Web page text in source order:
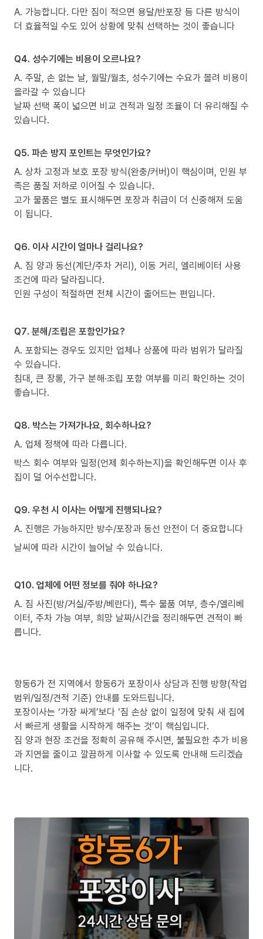
A. 가능합니다. 다만 짐이 적으면 용달/반포장 등 다른 방식이
더 효율적일 수도 있어 상황에 맞춰 선택하는 것이 좋습니다
Q4. 성수기에는 비용이 오르나요?
A. 주말, 손 없는 날, 월말/월초, 성수기에는 수요가 몰려 비용이
올라갈 수 있습니다
날짜 선택 폭이 넓으면 비교 견적과 일정 조율이 더 유리해질 수
있습니다.
Q5. 파손 방지 포인트는 무엇인가요?
A. 상차 고정과 보호 포장 방식(완충/커버)이 핵심이며, 인원 부
족은 품질 저하로 이어질 수 있습니다.
고가 물품은 별도 표시해두면 포장과 취급이 더 신중해져 도움
이 됩니다.
Q6. 이사 시간이 얼마나 걸리나요?
A. 짐 양과 동선(계단/주차 거리), 이동 거리, 엘리베이터 사용
조건에 따라 달라집니다.
인원 구성이 적절하면 전체 시간이 줄어드는 편입니다.
Q7. 분해/조립은 포함인가요?
A. 포함되는 경우도 있지만 업체나 상품에 따라 범위가 달라질
수 있습니다.
침대, 큰 장롱, 가구 분해·조립 포함 여부를 미리 확인하는 것이
좋습니다.
Q8. 박스는 가져가나요, 회수하나요?
A. 업체 정책에 따라 다릅니다.
박스 회수 여부와 일정(언제 회수하는지)을 확인해두면 이사 후
집이 덜 어수선합니다.
Q9. 우천 시 이사는 어떻게 진행되나요?
A. 진행은 가능하지만 방수/포장과 동선 안전이 더 중요합니다
날씨에 따라 시간이 늘어날 수 있습니다.
Q10. 업체에 어떤 정보를 줘야 하나요?
A. 짐 사진(방/거실/주방/베란다), 특수 물품 여부, 층수/엘리베
이터, 주차 가능 여부, 희망 날짜/시간을 정리해두면 견적이 빠
릅니다.
항동6가 전 지역에서 항동6가 포장이사 상담과 진행 방향(작업
범위/일정/견적 기준) 안내를 도와드립니다.
포장이사는 ‘가장 싸게’보다 ‘짐 손상 없이 일정에 맞춰 새 집에
서 빠르게 생활을 시작하게 해주는 것’이 핵심입니다.
짐 양과 현장 조건을 정확히 공유해 주시면, 불필요한 추가 비용
과 지연을 줄이고 깔끔하게 이사할 수 있도록 안내해 드리겠습
니다.